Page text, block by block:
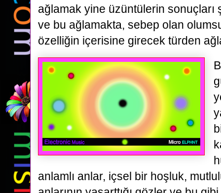
ağlamak yine üzüntülerin sonuçları
ve bu ağlamakta, sebep olan
özelliğin içerisine girecek türden
anlamlı anlar, içsel bir hoşluk,